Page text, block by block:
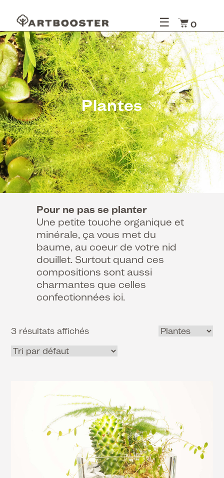
☰ 0
Plantes
Pour ne pas se planter
Une petite touche organique et
minérale, ça vous met du
baume, au coeur de votre nid
douillet. Surtout quand ces
compositions sont aussi
charmantes que celles
confectionnées ici.
3 résultats affichés